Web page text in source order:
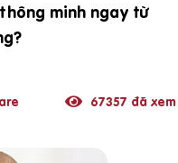
minh ngay từ
67357 đã xem